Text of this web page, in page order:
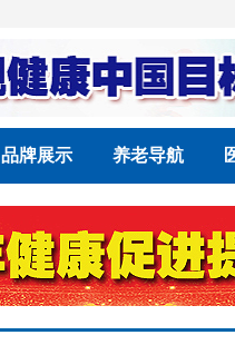
品牌展示 养老导航